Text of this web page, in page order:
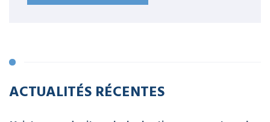
ACTUALITÉS RÉCENTES